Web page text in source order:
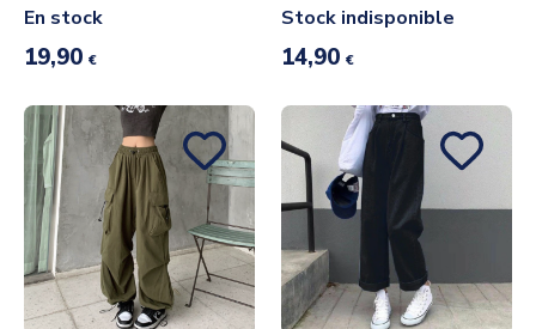
En stock
19,90 €
Stock indisponible
14,90 €